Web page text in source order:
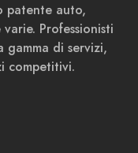
patente auto,
Professionisti
gamma di servizi,
competitivi.